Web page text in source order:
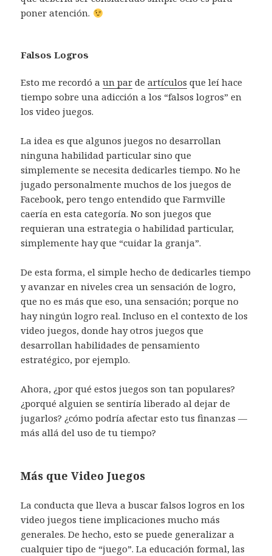
poner atención.
Falsos Logros
Esto me recordó aun par deartículos que leí hace
tiempo sobre una adicción a los “falsos logros” en
los video juegos.
La idea es que algunos juegos no desarrollan
ninguna habilidad particular sino que
simplemente se necesita dedicarles tiempo. No he
jugado personalmente muchos de los juegos de
Facebook, pero tengo entendido que Farmville
caería en esta categoría. No son juegos que
requieran una estrategia o habilidad particular,
simplemente hay que “cuidar la granja”.
De esta forma, el simple hecho de dedicarles tiempo
y avanzar en niveles crea un sensación de logro,
que no es más que eso, una sensación; porque no
hay ningún logro real. Incluso en el contexto de los
video juegos, donde hay otros juegos que
desarrollan habilidades de pensamiento
estratégico, por ejemplo.
Ahora, ¿por qué estos juegos son tan populares?
¿porqué alguien se sentiría liberado al dejar de
jugarlos? ¿cómo podría afectar esto tus finanzas —
más allá del uso de tu tiempo?
Más que Video Juegos
La conducta que lleva a buscar falsos logros en los
video juegos tiene implicaciones mucho más
generales. De hecho, esto se puede generalizar a
cualquier tipo de “juego”. La educación formal, las